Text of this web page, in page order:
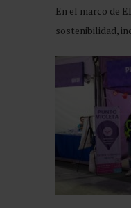
En el marco de
sostenibilidad,